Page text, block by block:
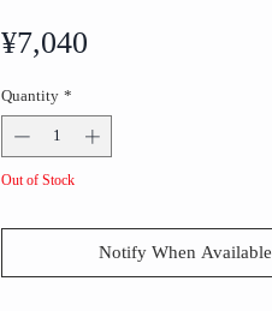
¥7,040
Quantity *
Out of Stock
Notify When Available